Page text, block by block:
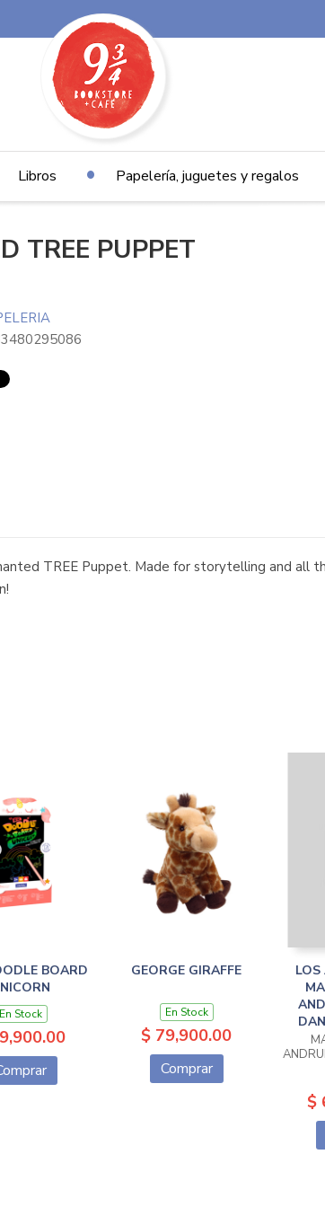
Libros Papelería, juguetes y regalos
TREE PUPPET
TREE Puppet. Made for storytelling and all
BOARD
En Stock
GEORGE GIRAFFE
En Stock
$ 79,900.00
Comprar
$